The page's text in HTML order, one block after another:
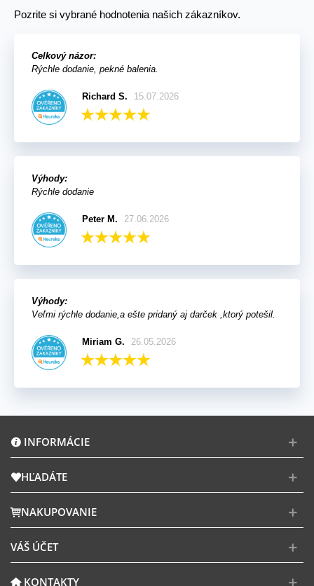
Pozrite si vybrané hodnotenia našich zákazníkov.
Celkový názor:
Rýchle dodanie, pekné balenia.
Richard S. 15.07.2026
Výhody:
Rýchle dodanie
Peter M. 27.06.2026
Výhody:
Veľmi rýchle dodanie,a ešte pridaný aj darček ,ktorý potešil.
Miriam G. 26.05.2026
INFORMÁCIE
HĽADÁTE
NAKUPOVANIE
VÁŠ ÚČET
KONTAKTY